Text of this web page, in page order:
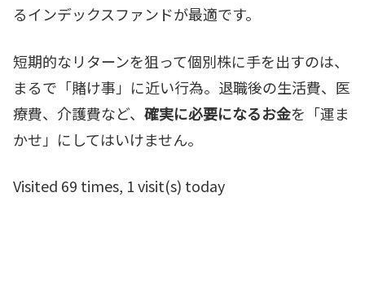
るインデックスファンドが最適です。
短期的なリターンを狙って個別株に手を出すのは、
まるで「賭け事」に近い行為。退職後の生活費、医
療費、介護費など、 確実に必要になるお金を「運ま
かせ」にしてはいけません。
Visited 69 times, 1 visit(s) today